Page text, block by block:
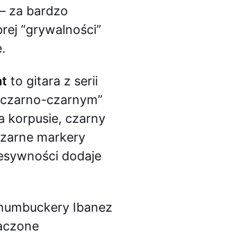
za bardzo
“grywalności”
to gitara z serii
czarnym”
korpusie, czarny
markery
dodaje
Ibanez